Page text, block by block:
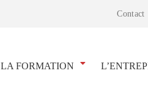
Contact
LA FORMATION